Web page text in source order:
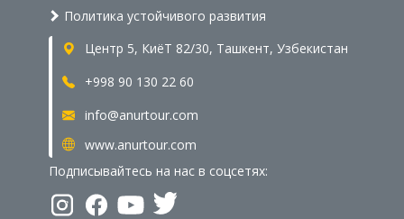
Политика устойчивого развития
Центр 5, КиёТ 82/30, Ташкент, Узбекистан
+998 90 130 22 60
info@anurtour.com
www.anurtour.com
Подписывайтесь на нас в соцсетях: